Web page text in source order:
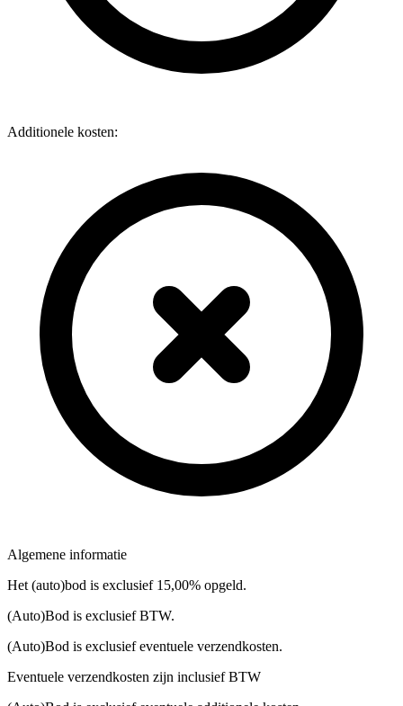
Additionele kosten:
Algemene informatie
Het (auto)bod is exclusief 15,00% opgeld.
(Auto)Bod is exclusief BTW.
(Auto)Bod is exclusief eventuele verzendkosten.
Eventuele verzendkosten zijn inclusief BTW